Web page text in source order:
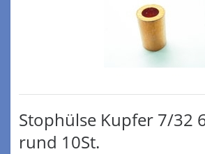
Stophülse Kupfer 7/32
rund 10St.